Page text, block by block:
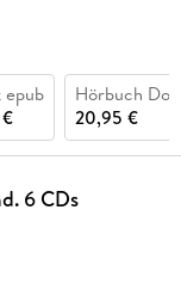
epub
Hörbuch
20,95 €
6 CDs